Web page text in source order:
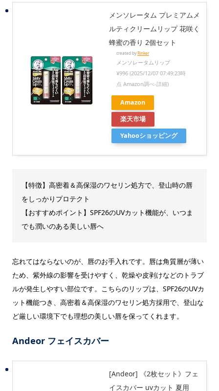
メンソレータム プレミアムメ
ルティクリームリップ 花咲く
蜂蜜の香り 2個セット
created by Rinker
メンソレータムリップ
¥996 (2025/12/07 07:49:23時
点 Amazon調べ-詳細)
Amazon
楽天市場
Yahooショッピング
【特徴】高密着＆高保湿のワセリン処方で、登山時の唇
をしっかりプロテクト
【おすすめポイント】SPF26のUVカット機能が、いつま
でも潤いのある美しい唇へ
忘れてはならないのが、唇のお手入れです。唇は角質層が薄い
ため、紫外線の影響を受けやすく、乾燥や皮剥けなどのトラブ
ルが発生しやすい部位です。こちらのリップは、SPF26のUVカ
ット機能つき、高密着＆高保湿のワセリン処方採用で、登山な
ど厳しい環境下でも理想の美しい唇を保ってくれます。
Andeor フェイスカバー
[Andeor] 《2枚セット》フェ
イスカバー uvカット 夏用